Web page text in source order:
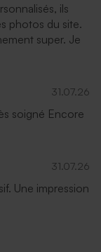
ils
photos du site.
super. Je
31.07.26
soigné Encore
31.07.26
Une impression